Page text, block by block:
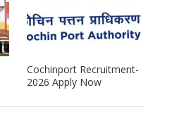
Cochinport Recruitment-
2026 Apply Now